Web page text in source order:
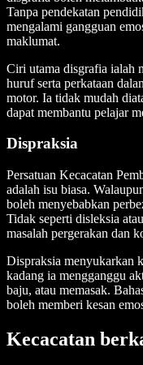
Tanpa pendekatan
mengalami gangguan
maklumat.
Ciri utama disgrafia ialah
huruf serta perkataan
motor. Ia tidak mudah
dapat membantu pelajar
Dispraksia
Persatuan Kecacatan
adalah isu biasa.
boleh menyebabkan
Tidak seperti disleksia
masalah pergerakan dan
Dispraksia menyukarkan
kadang ia mengganggu
baju, atau memasak.
boleh memberi kesan
Kecacatan